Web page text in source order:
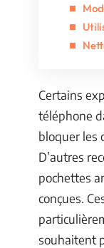
Certains
téléphone
bloquer les
D’autres
pochettes
conçues.
souhaitent